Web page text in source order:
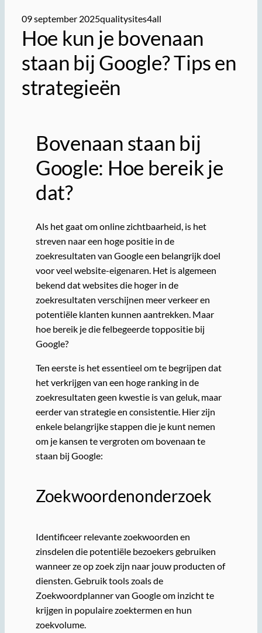
09 september 2025qualitysites4all
Hoe kun je bovenaan
staan bij Google? Tips en
strategieën
Bovenaan staan bij
Google: Hoe bereik je
dat?
Als het gaat om online zichtbaarheid, is het
streven naar een hoge positie in de
zoekresultaten van Google een belangrijk doel
voor veel website-eigenaren. Het is algemeen
bekend dat websites die hoger in de
zoekresultaten verschijnen meer verkeer en
potentiële klanten kunnen aantrekken. Maar
hoe bereik je die felbegeerde toppositie bij
Google?
Ten eerste is het essentieel om te begrijpen dat
het verkrijgen van een hoge ranking in de
zoekresultaten geen kwestie is van geluk, maar
eerder van strategie en consistentie. Hier zijn
enkele belangrijke stappen die je kunt nemen
om je kansen te vergroten om bovenaan te
staan bij Google:
Zoekwoordenonderzoek
Identificeer relevante zoekwoorden en
zinsdelen die potentiële bezoekers gebruiken
wanneer ze op zoek zijn naar jouw producten of
diensten. Gebruik tools zoals de
Zoekwoordplanner van Google om inzicht te
krijgen in populaire zoektermen en hun
zoekvolume.